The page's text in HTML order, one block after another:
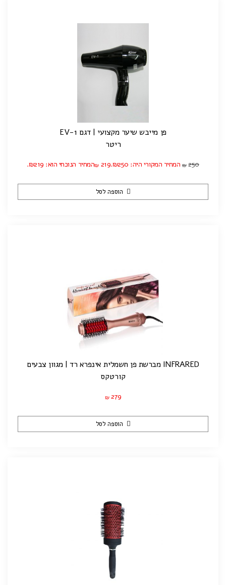
פן מייבש שיער מקצועי | דגם EV-1
ריטר
₪ 250 המחיר המקורי היה: ₪250. ₪ 219 המחיר הנוכחי הוא: ₪219.
הוספה לסל
INFRARED מברשת פן חשמלית אינפרא רד | מגוון צבעים
קורטקס
₪ 279
הוספה לסל